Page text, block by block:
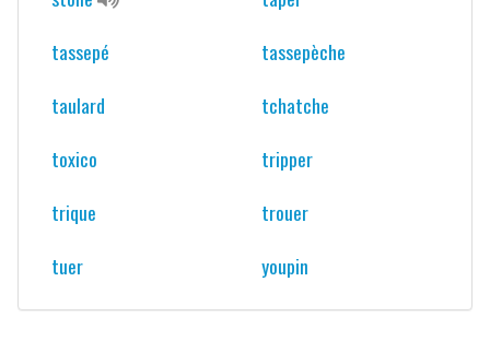
tassepé
tassepèche
taulard
tchatche
toxico
tripper
trique
trouer
tuer
youpin